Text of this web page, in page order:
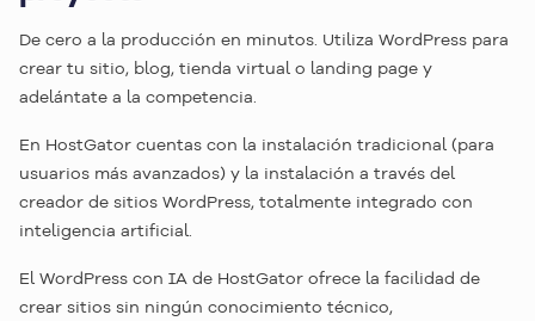
De cero a la producción en minutos. Utiliza WordPress para
crear tu sitio, blog, tienda virtual o landing page y
adelántate a la competencia.
En HostGator cuentas con la instalación tradicional (para
usuarios más avanzados) y la instalación a través del
creador de sitios WordPress, totalmente integrado con
inteligencia artificial.
El WordPress con IA de HostGator ofrece la facilidad de
crear sitios sin ningún conocimiento técnico,